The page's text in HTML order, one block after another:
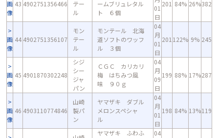
画
像
43 4902751356466
テー
ル
ームブリュレタル
ト ６個
01
日
201 84% 26%382
画
像
44 4902751356107
モン
テー
ル
モンテール 北海
道ソフトのワッフ
ル ３個
04
月
01
日
201 122% 9% 245
画
像
45 4901870302248
シジ
シー
ジャ
パン
ＣＧＣ カリカリ
梅 はちみつ風
味 ９０ｇ
04
月
09
日
199 88% 17%287
画
像
46 4903110774846
山崎
製パ
ン
ヤマザキ ダブル
メロンスペシャ
ル
04
月
01
日
198 84% 13%119
ヤマザキ ふわふ
04